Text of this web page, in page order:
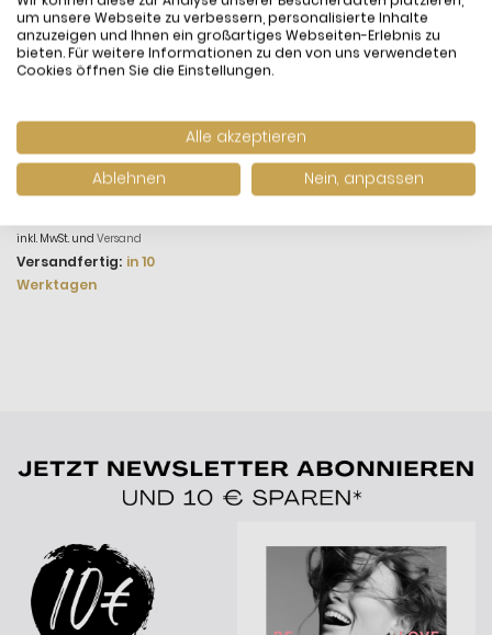
Pandora Disney
798844C01 Charm Lilo &
inkl. MwSt. und Versand
Versandfertig: in 10
Werktagen
um unsere Webseite zu verbessern, personalisierte Inhalte
anzuzeigen und Ihnen ein großartiges Webseiten-Erlebnis zu
bieten. Für weitere Informationen zu den von uns verwendeten
Cookies öffnen Sie die Einstellungen.
Alle akzeptieren
Ablehnen
Nein, anpassen